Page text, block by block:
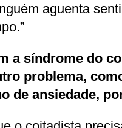
aguenta
a síndrome do
problema,
de ansiedade,